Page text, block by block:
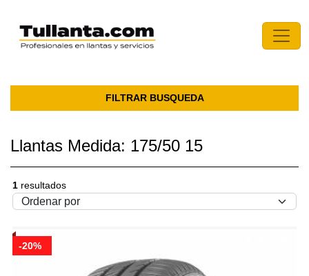
FILTRAR BUSQUEDA
Llantas Medida: 175/50 15
1 resultados
-20%